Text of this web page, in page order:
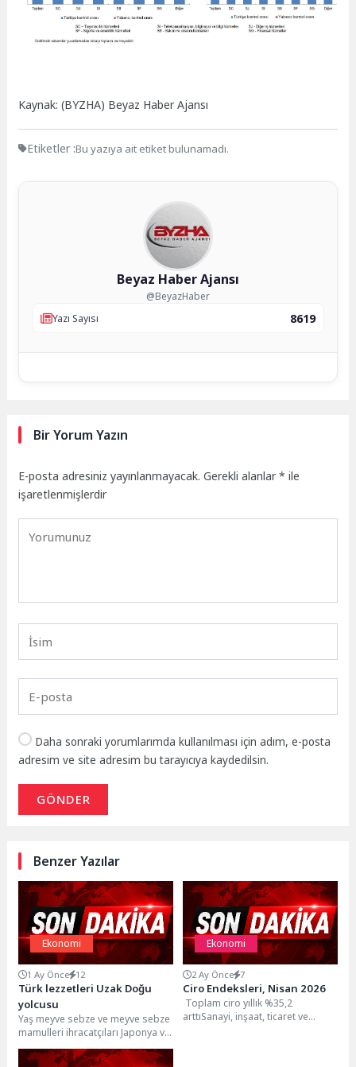
Kaynak: (BYZHA) Beyaz Haber Ajansı
Etiketler :Bu yazıya ait etiket bulunamadı.
Beyaz Haber Ajansı
@BeyazHaber
Yazı Sayısı
8619
Bir Yorum Yazın
E-posta adresiniz yayınlanmayacak. Gerekli alanlar* ile
işaretlenmişlerdir
Daha sonraki yorumlarımda kullanılması için adım, e-posta
adresim ve site adresim bu tarayıcıya kaydedilsin.
GÖNDER
Benzer Yazılar
Ekonomi
1 Ay Önce 12
Türk lezzetleri Uzak Doğu
yolcusu
Yaş meyve sebze ve meyve sebze
mamulleri ihracatçıları Japonya ve
Güney Kore'de yeni ticaret
köprüleri...
Ekonomi
2 Ay Önce 7
Ciro Endeksleri, Nisan 2026
Toplam ciro yıllık %35,2
arttıSanayi, inşaat, ticaret ve